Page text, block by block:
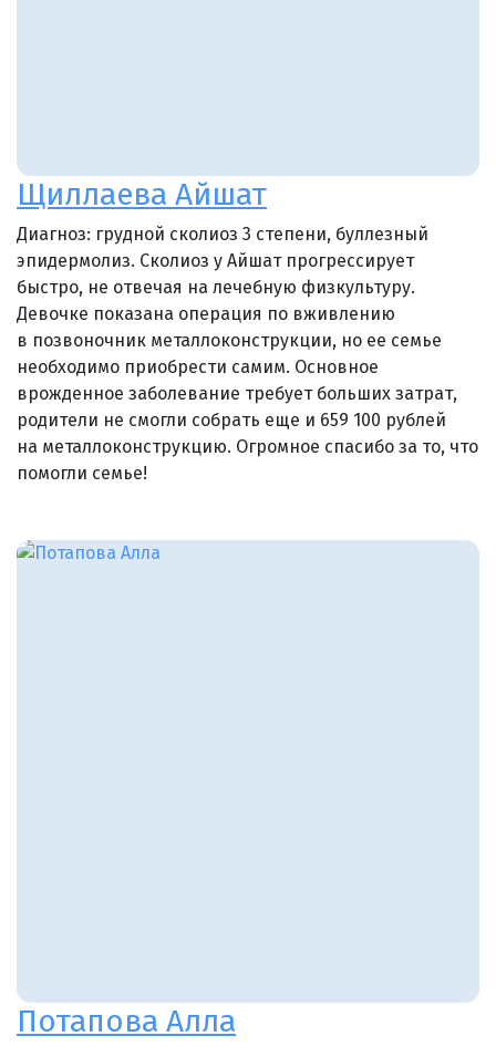
Щиллаева Айшат
Диагноз: грудной сколиоз 3 степени, буллезный
эпидермолиз. Сколиоз у Айшат прогрессирует
быстро, не отвечая на лечебную физкультуру.
Девочке показана операция по вживлению
в позвоночник металлоконструкции, но ее семье
необходимо приобрести самим. Основное
врожденное заболевание требует больших затрат,
родители не смогли собрать еще и 659 100 рублей
на металлоконструкцию. Огромное спасибо за то, что
помогли семье!
Потапова Алла